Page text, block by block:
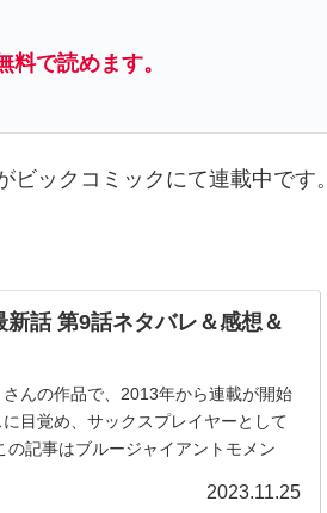
で読めます。
ックコミックにて連載中です。
話 第9話ネタバレ＆感想＆
んの作品で、2013年から連載が開始
目覚め、サックスプレイヤーとして
記事はブルージャイアントモメン
2023.11.25